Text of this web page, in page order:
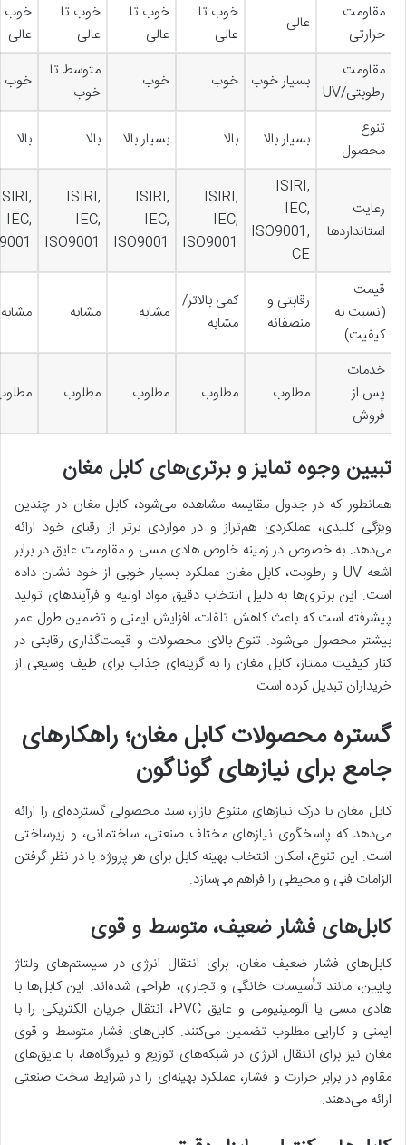
مقاومت
حرارتی
عالی
خوب تا
عالی
خوب تا
عالی
خوب تا
عالی
خوب
عالی
مقاومت
رطوبتی/UV
بسیار خوب خوب خوب
متوسط تا
خوب
خوب
تنوع
محصول
بسیار بالا بالا بسیار بالا بالا بالا
رعایت
استانداردها
ISIRI,
IEC,
ISO9001,
CE
ISIRI,
IEC,
ISO9001
ISIRI,
IEC,
ISO9001
ISIRI,
IEC,
ISO9001
IEC,
قیمت
(نسبت به
کیفیت)
رقابتی و
منصفانه
کمی بالاتر/
مشابه
مشابه مشابه مشابه
خدمات
پس از
فروش
مطلوب مطلوب مطلوب مطلوب
تبیین وجوه تمایز و برتری‌های کابل مغان
همانطور که در جدول مقایسه مشاهده می‌شود، کابل مغان در چندین
ویژگی کلیدی، عملکردی هم‌تراز و در مواردی برتر از رقبای خود ارائه
می‌دهد. به خصوص در زمینه خلوص هادی مسی و مقاومت عایق در برابر
اشعه UV و رطوبت، کابل مغان عملکرد بسیار خوبی از خود نشان داده
است. این برتری‌ها به دلیل انتخاب دقیق مواد اولیه و فرآیندهای تولید
پیشرفته است که باعث کاهش تلفات، افزایش ایمنی و تضمین طول عمر
بیشتر محصول می‌شود. تنوع بالای محصولات و قیمت‌گذاری رقابتی در
کنار کیفیت ممتاز، کابل مغان را به گزینه‌ای جذاب برای طیف وسیعی از
خریداران تبدیل کرده است.
گستره محصولات کابل مغان؛ راهکارهای
جامع برای نیازهای گوناگون
کابل مغان با درک نیازهای متنوع بازار، سبد محصولی گسترده‌ای را ارائه
می‌دهد که پاسخگوی نیازهای مختلف صنعتی، ساختمانی، و زیرساختی
است. این تنوع، امکان انتخاب بهینه کابل برای هر پروژه با در نظر گرفتن
الزامات فنی و محیطی را فراهم می‌سازد.
کابل‌های فشار ضعیف، متوسط و قوی
کابل‌های فشار ضعیف مغان، برای انتقال انرژی در سیستم‌های ولتاژ
پایین، مانند تأسیسات خانگی و تجاری، طراحی شده‌اند. این کابل‌ها با
هادی مسی یا آلومینیومی و عایق PVC، انتقال جریان الکتریکی را با
ایمنی و کارایی مطلوب تضمین می‌کنند. کابل‌های فشار متوسط و قوی
مغان نیز برای انتقال انرژی در شبکه‌های توزیع و نیروگاه‌ها، با عایق‌های
مقاوم در برابر حرارت و فشار، عملکرد بهینه‌ای را در شرایط سخت صنعتی
ارائه می‌دهند.